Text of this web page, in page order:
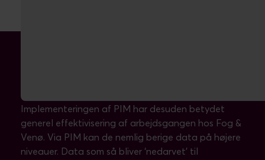
Implementeringen af PIM har desuden betydet
generel effektivisering af arbejdsgangen hos Fog &
Venø. Via PIM kan de nemlig berige data på højere
niveauer. Data som så bliver ‘nedarvet’ til